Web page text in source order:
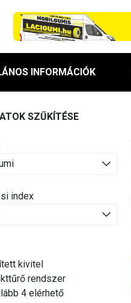
INFORMÁCIÓK
SZŰKÍTÉSE
index
kivitel
rendszer
4 elérhető